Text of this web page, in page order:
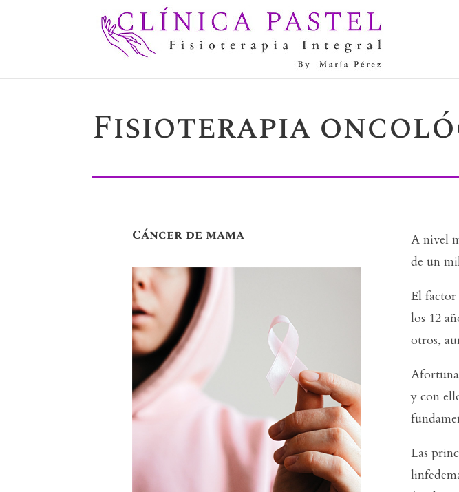
Fisioterapia
Cáncer de mama
A nivel
de un
El factor
los 12
otros,
y con
Las